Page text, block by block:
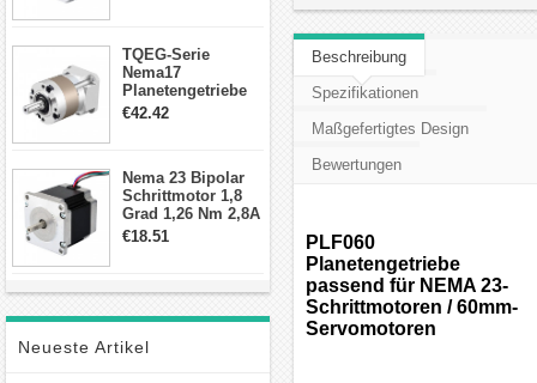
TQEG-Serie
Nema17
Planetengetriebe
10:1 Spiel 15Arc-
€42.42
Nema 23 Bipolar
Schrittmotor 1,8
Grad 1,26 Nm 2,8A
2,5V 4 Drähte
€18.51
Neueste Artikel
Beschreibung
Spezifikationen
Maßgefertigtes Design
Bewertungen
PLF060
Planetengetriebe
passend für NEMA 23-
Schrittmotoren / 60mm-
Servomotoren